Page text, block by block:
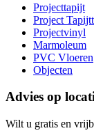
Projecttapijt
Project
Projectvinyl
Marmoleum
PVC Vloeren
Objecten
Advies op
Wilt u gratis en